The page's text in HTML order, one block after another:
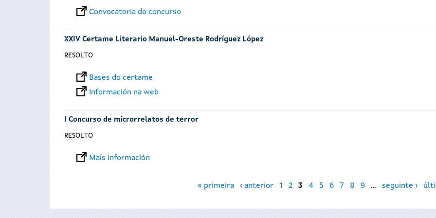
Convocatoria do concurso
XXIV Certame Literario Manuel-Oreste Rodríguez López
RESOLTO
Bases do certame
Información na web
I Concurso de microrrelatos de terror
RESOLTO
Maís información
« primeira ‹ anterior 1 2 3 4 5 6 7 8 9 … seguinte ›